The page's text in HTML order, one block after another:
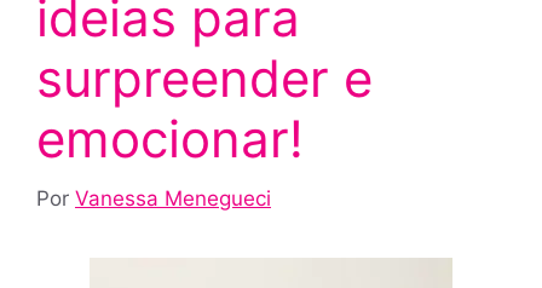
ideias para
surpreender e
emocionar!
Por Vanessa Menegueci